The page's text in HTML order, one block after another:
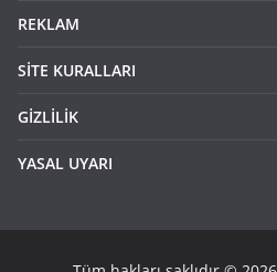
REKLAM
SİTE KURALLARI
GİZLİLİK
YASAL UYARI